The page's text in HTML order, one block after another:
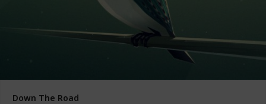
Down The Road